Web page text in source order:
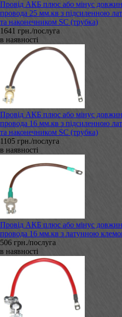
Провід АКБ плюс або мінус
провода 25 мм.кв з підсиленною
та наконечником SC (трубка)
1641 грн./послуга
в наявності
Провід АКБ плюс або мінус
провода 16 мм.кв з підсиленною
та наконечником SC (трубка)
1105 грн./послуга
в наявності
Провід АКБ плюс або мінус
провода 16 мм.кв з латунною
506 грн./послуга
в наявності